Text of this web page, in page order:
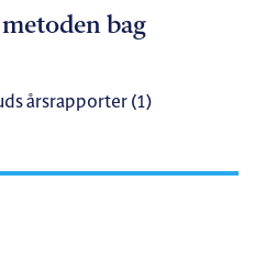
bag
årsrapporter (1)